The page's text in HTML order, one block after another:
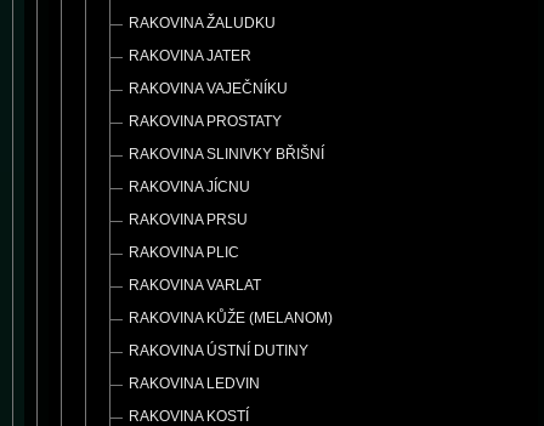
RAKOVINA ŽALUDKU
RAKOVINA JATER
RAKOVINA VAJEČNÍKU
RAKOVINA PROSTATY
RAKOVINA SLINIVKY BŘIŠNÍ
RAKOVINA JÍCNU
RAKOVINA PRSU
RAKOVINA PLIC
RAKOVINA VARLAT
RAKOVINA KŮŽE (MELANOM)
RAKOVINA ÚSTNÍ DUTINY
RAKOVINA LEDVIN
RAKOVINA KOSTÍ